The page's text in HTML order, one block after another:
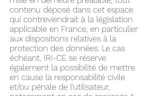
contenu déposé dans cet espace
qui contreviendrait à la législation
applicable en France, en particulier
aux dispositions relatives à la
protection des données. Le cas
échéant, IRI-CE se réserve
également la possibilité de mettre
en cause la responsabilité civile
et/ou pénale de l’utilisateur,